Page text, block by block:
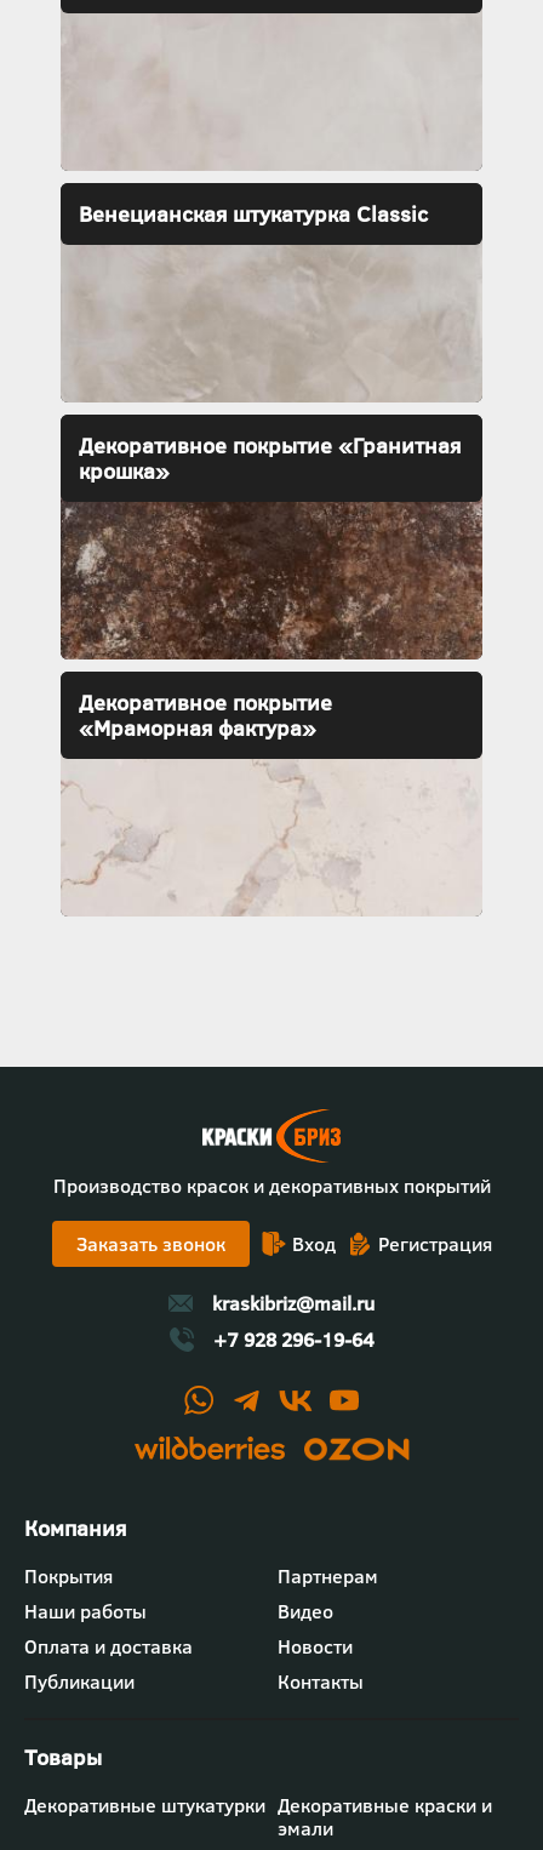
Венецианская штукатурка Classic
Декоративное покрытие «Гранитная
крошка»
Декоративное покрытие
«Мраморная фактура»
Производство красок и декоративных покрытий
Заказать звонок Вход Регистрация
kraskibriz@mail.ru
+7 928 296-19-64
Футер
-
меню
"Компания"
Покрытия
Партнерам
Наши работы
Видео
Оплата и доставка
Новости
Публикации
Контакты
Футер
-
Декоративные штукатурки Декоративные краски и
эмали